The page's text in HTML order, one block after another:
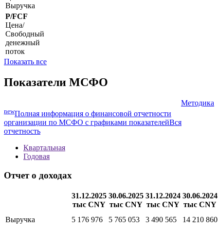
Выручка
P/FCF
Цена/
Свободный
денежный
поток
Показать все
Показатели МСФО
Методика
newПолная информация о финансовой отчетности
организации по МСФО с графиками показателейВся
отчетность
Квартальная
Годовая
Отчет о доходах
31.12.2025
тыс CNY
30.06.2025
тыс CNY
31.12.2024
тыс CNY
30.06.2024
тыс CNY
Выручка
5 176 976 5 765 053 3 490 565 14 210 860